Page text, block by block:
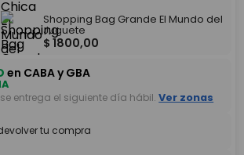
Shopping Bag Grande El Mundo del
Juguete
$ 1800,00
en CABA y GBA
entrega el siguiente día hábil. Ver zonas
tu compra